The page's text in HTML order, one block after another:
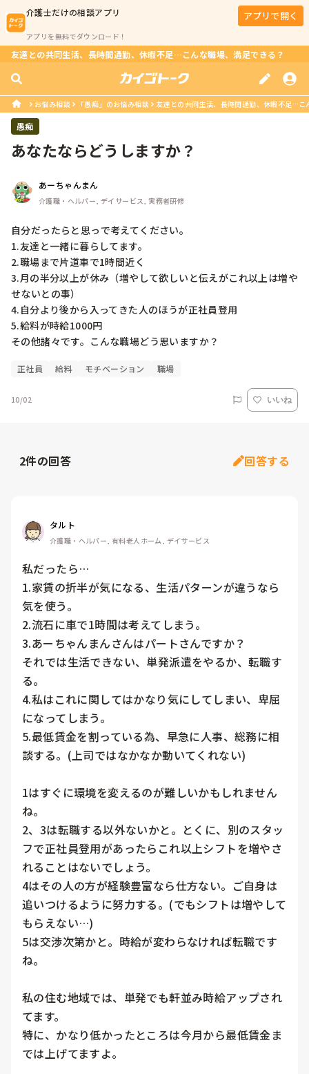
介護士だけの相談アプリ
アプリを無料でダウンロード！
アプリで開く
友達との共同生活、長時間通勤、休暇不足…こんな職場、満足できる？
お悩み相談 「愚痴」のお悩み相談 友達との共同生活、長時間通勤、休暇不足…こ
愚痴
あなたならどうしますか？
あーちゃんまん
介護職・ヘルパー, デイサービス, 実務者研修
自分だったらと思っで考えてください。
1.友達と一緒に暮らしてます。
2.職場まで片道車で1時間近く
3.月の半分以上が休み（増やして欲しいと伝えがこれ以上は増や
せないとの事）
4.自分より後から入ってきた人のほうが正社員登用
5.給料が時給1000円
正社員 給料 モチベーション 職場
10/02 いいね
2件の回答 回答する
タルト
介護職・ヘルパー, 有料老人ホーム, デイサービス
私だったら…
1.家賃の折半が気になる、生活パターンが違うなら
気を使う。
2.流石に車で1時間は考えてしまう。
3.あーちゃんまんさんはパートさんですか？
それでは生活できない、単発派遣をやるか、転職す
る。
4.私はこれに関してはかなり気にしてしまい、卑屈
になってしまう。
5.最低賃金を割っている為、早急に人事、総務に相
談する。(上司ではなかなか動いてくれない)
1はすぐに環境を変えるのが難しいかもしれません
ね。
2、3は転職する以外ないかと。とくに、別のスタッ
フで正社員登用があったらこれ以上シフトを増やさ
れることはないでしょう。
4はその人の方が経験豊富なら仕方ない。ご自身は
追いつけるように努力する。(でもシフトは増やして
もらえない…)
5は交渉次第かと。時給が変わらなければ転職です
ね。
私の住む地域では、単発でも軒並み時給アップされ
てます。
特に、かなり低かったところは今月から最低賃金ま
では上げてますよ。